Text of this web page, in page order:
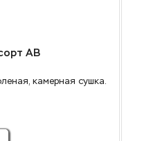
АВ
камерная сушка.